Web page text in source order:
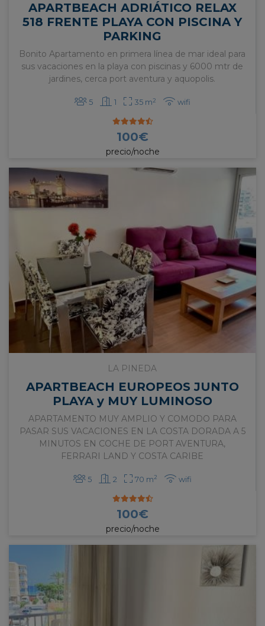
APARTBEACH ADRIÁTICO RELAX
518 FRENTE PLAYA CON PISCINA Y
PARKING
Bonito Apartamento en primera línea de mar ideal para
sus vacaciones en la playa con piscinas y 6000 mtr de
jardines, cerca port aventura y aquopolis.
5 1 35 m2 wifi
100€
precio/noche
LA PINEDA
APARTBEACH EUROPEOS JUNTO
PLAYA y MUY LUMINOSO
APARTAMENTO MUY AMPLIO Y COMODO PARA
PASAR SUS VACACIONES EN LA COSTA DORADA A 5
MINUTOS EN COCHE DE PORT AVENTURA,
FERRARI LAND Y COSTA CARIBE
5 2 70 m2 wifi
100€
precio/noche